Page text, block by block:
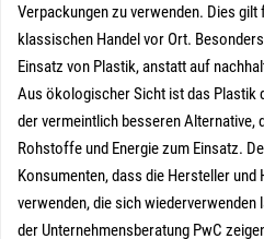
Verpackungen zu verwenden. Dies gilt
klassischen Handel vor Ort.
Einsatz von Plastik, anstatt auf
Aus ökologischer Sicht ist das Plastik
der vermeintlich besseren Alternative,
Rohstoffe und Energie zum Einsatz.
Konsumenten, dass die Hersteller
verwenden, die sich
der Unternehmensberatung PwC